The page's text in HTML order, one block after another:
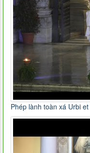
Phép lành toàn xá Urbi